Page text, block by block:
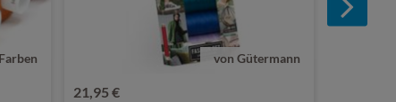
von Gütermann
21,95 €